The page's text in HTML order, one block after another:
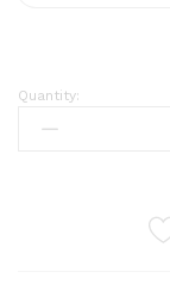
TÉRMICO
NEGRO
Quantity: